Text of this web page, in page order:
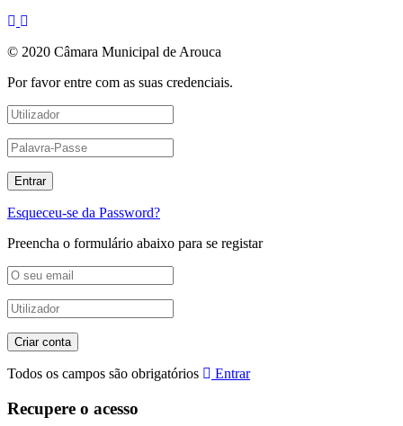
© 2020 Câmara Municipal de Arouca
Por favor entre com as suas credenciais.
Esqueceu-se da Password?
Preencha o formulário abaixo para se registar
Todos os campos são obrigatórios Entrar
Recupere o acesso